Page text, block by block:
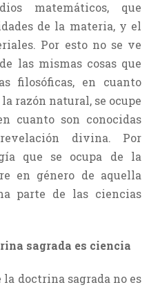
matemáticos, que
de la materia, y el
Por esto no se ve
las mismas cosas que
filosóficas, en cuanto
razón natural, se ocupe
cuanto son conocidas
divina. Por
que se ocupa de la
en género de aquella
parte de las ciencias
sagrada es ciencia
doctrina sagrada no es